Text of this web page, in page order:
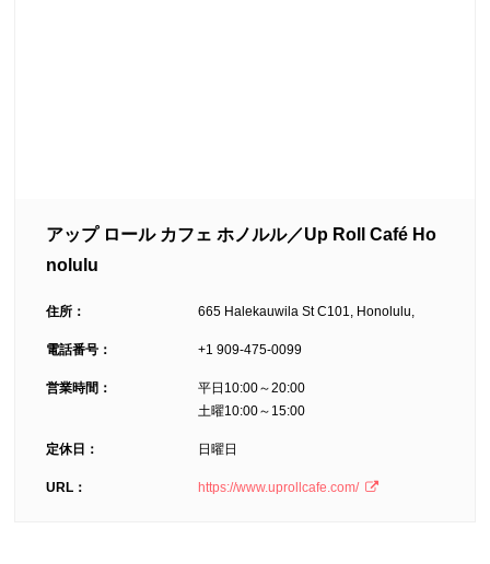
アップ ロール カフェ ホノルル／Up Roll Café Ho
nolulu
住所： 665 Halekauwila St C101, Honolulu,
電話番号： +1 909-475-0099
営業時間：
平日10:00～20:00
土曜10:00～15:00
定休日： 日曜日
URL： https://www.uprollcafe.com/